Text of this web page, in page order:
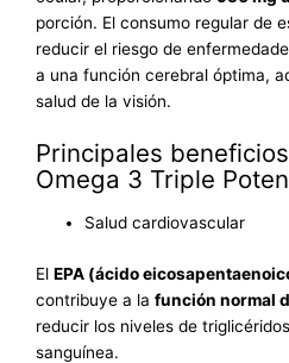
porción. El consumo regular de
reducir el riesgo de
a una función cerebral óptima,
salud de la visión.
Principales
Omega 3 Triple
Salud cardiovascular
El EPA (ácido
contribuye a la función normal
reducir los niveles de
sanguínea.